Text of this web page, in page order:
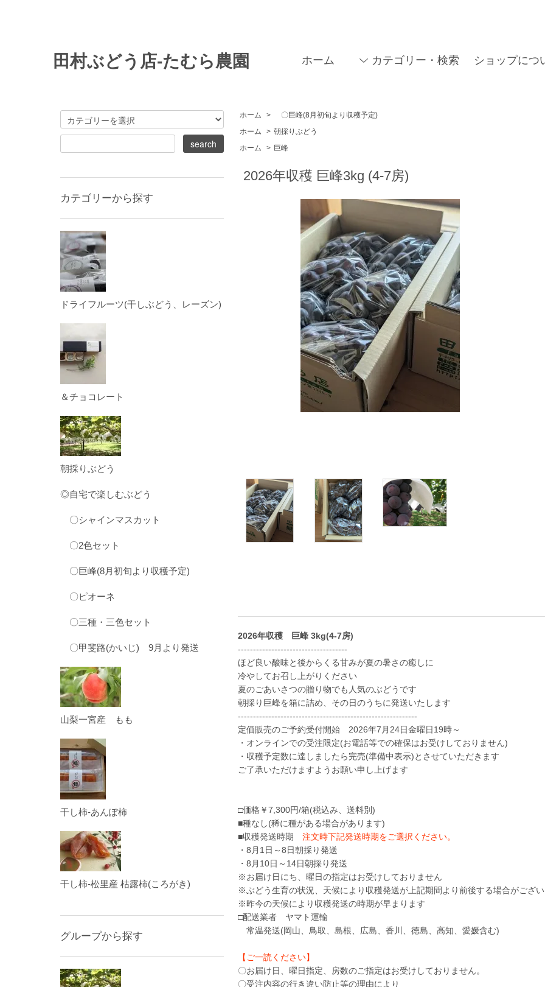
ホーム カテゴリー・検索 ショップにつ
田村ぶどう店-たむら農園
ホーム >
〇巨峰(8月初旬より収穫予定)
ホーム
> 朝採りぶどう
ホーム
> 巨峰
2026年収穫 巨峰3kg (4-7房)
2026年収穫 巨峰 3kg(4-7房)
------------------------------------
ほど良い酸味と後からくる甘みが夏の暑さの癒しに
冷やしてお召し上がりください
夏のごあいさつの贈り物でも人気のぶどうです
朝採り巨峰を箱に詰め、その日のうちに発送いたします
-----------------------------------------------------------
定価販売のご予約受付開始 2026年7月24日金曜日19時～
・オンラインでの受注限定(お電話等での確保はお受けしておりません)
・収穫予定数に達しましたら完売(準備中表示)とさせていただきます
ご了承いただけますようお願い申し上げます
□価格￥7,300円/箱(税込み、送料別)
■種なし(稀に種がある場合があります)
■収穫発送時期注文時下記発送時期をご選択ください。
・8月1日～8日朝採り発送
・8月10日～14日朝採り発送
※お届け日にち、曜日の指定はお受けしておりません
※ぶどう生育の状況、天候により収穫発送が上記期間より前後する場合がござ
※昨今の天候により収穫発送の時期が早まります
□配送業者 ヤマト運輸
常温発送(岡山、鳥取、島根、広島、香川、徳島、高知、愛媛含む)
【ご一読ください】
〇お届け日、曜日指定、房数のご指定はお受けしておりません。
〇受注内容の行き違い防止等の理由により
カテゴリーから探す
ドライフルーツ(干しぶどう、レーズン)
＆チョコレート
朝採りぶどう
◎自宅で楽しむぶどう
〇シャインマスカット
〇2色セット
〇巨峰(8月初旬より収穫予定)
〇ピオーネ
〇三種・三色セット
〇甲斐路(かいじ) 9月より発送
山梨一宮産 もも
干し柿-あんぽ柿
干し柿-松里産 枯露柿(ころがき)
グループから探す